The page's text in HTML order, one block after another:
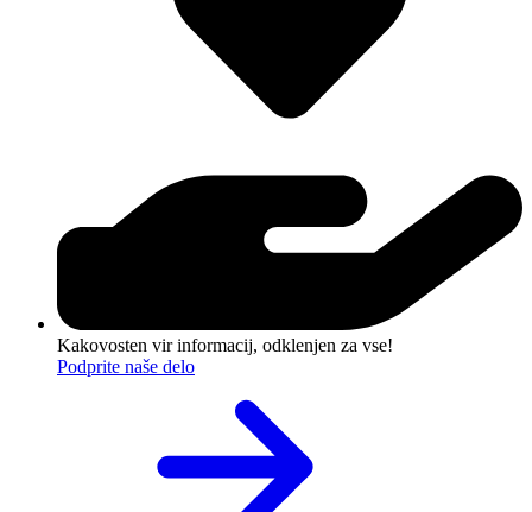
Kakovosten vir informacij, odklenjen za vse!
Podprite naše delo